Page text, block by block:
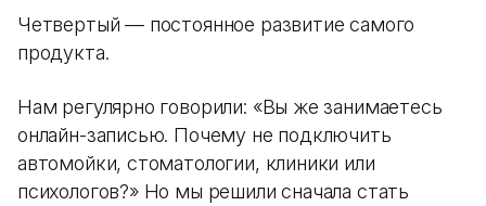
Четвертый — постоянное развитие самого
продукта.
Нам регулярно говорили: «Вы же занимаетесь
онлайн-записью. Почему не подключить
автомойки, стоматологии, клиники или
психологов?» Но мы решили сначала стать